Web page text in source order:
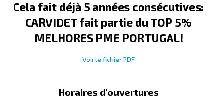
Cela fait déjà 5 années consécutives:
CARVIDET fait partie du TOP 5%
MELHORES PME PORTUGAL!
Voir le fichier PDF
Horaires d'ouvertures